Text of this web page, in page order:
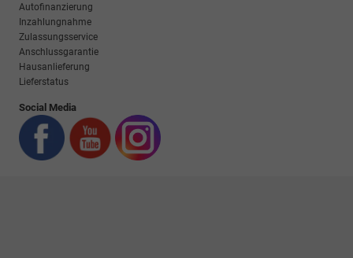
Autofinanzierung
Inzahlungnahme
Zulassungsservice
Anschlussgarantie
Hausanlieferung
Lieferstatus
Social Media